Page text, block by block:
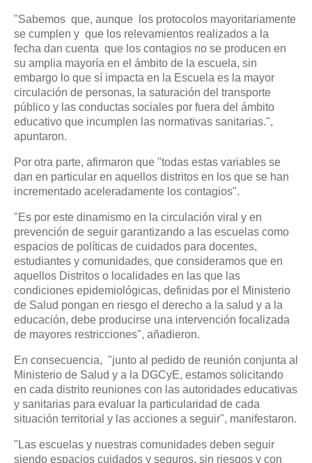
"Sabemos que, aunque los protocolos mayoritariamente
se cumplen y que los relevamientos realizados a la
fecha dan cuenta que los contagios no se producen en
su amplia mayoría en el ámbito de la escuela, sin
embargo lo que sí impacta en la Escuela es la mayor
circulación de personas, la saturación del transporte
público y las conductas sociales por fuera del ámbito
educativo que incumplen las normativas sanitarias.",
apuntaron.
Por otra parte, afirmaron que "todas estas variables se
dan en particular en aquellos distritos en los que se han
incrementado aceleradamente los contagios".
"Es por este dinamismo en la circulación viral y en
prevención de seguir garantizando a las escuelas como
espacios de políticas de cuidados para docentes,
estudiantes y comunidades, que consideramos que en
aquellos Distritos o localidades en las que las
condiciones epidemiológicas, definidas por el Ministerio
de Salud pongan en riesgo el derecho a la salud y a la
educación, debe producirse una intervención focalizada
de mayores restricciones", añadieron.
En consecuencia, "junto al pedido de reunión conjunta al
Ministerio de Salud y a la DGCyE, estamos solicitando
en cada distrito reuniones con las autoridades educativas
y sanitarias para evaluar la particularidad de cada
situación territorial y las acciones a seguir", manifestaron.
"Las escuelas y nuestras comunidades deben seguir
siendo espacios cuidados y seguros, sin riesgos y con